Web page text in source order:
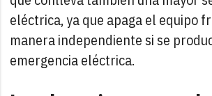
eléctrica, ya que apaga el equipo
manera independiente si se
emergencia eléctrica.